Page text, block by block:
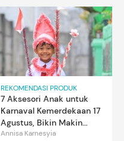
REKOMENDASI PRODUK
7 Aksesori Anak untuk
Karnaval Kemerdekaan 17
Agustus, Bikin Makin
Gemas
Annisa Karnesyia